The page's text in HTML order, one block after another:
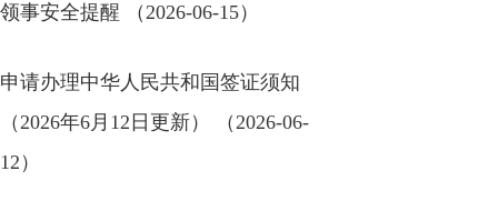
领事安全提醒 （2026-06-15）
申请办理中华人民共和国签证须知
（2026年6月12日更新） （2026-06-
12）